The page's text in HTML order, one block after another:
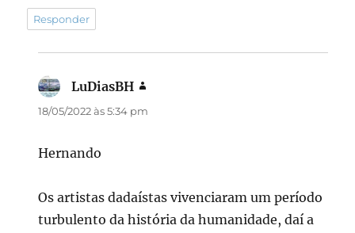
Responder
LuDiasBH
18/05/2022 às 5:34 pm
Hernando
Os artistas dadaístas vivenciaram um período
turbulento da história da humanidade, daí a